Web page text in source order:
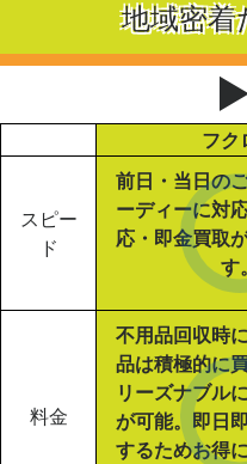
地域密着
フク
スピー
ド
前日・当日の
ーディーに対
応・即金買取
す。
料金
不用品回収時
品は積極的に
リーズナブル
が可能。即日
するためお得